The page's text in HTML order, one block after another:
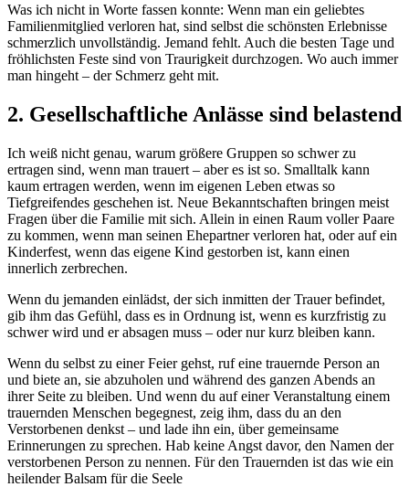
Was ich nicht in Worte fassen konnte: Wenn man ein geliebtes
Familienmitglied verloren hat, sind selbst die schönsten Erlebnisse
schmerzlich unvollständig. Jemand fehlt. Auch die besten Tage und
fröhlichsten Feste sind von Traurigkeit durchzogen. Wo auch immer
man hingeht – der Schmerz geht mit.
2. Gesellschaftliche Anlässe sind belastend
Ich weiß nicht genau, warum größere Gruppen so schwer zu
ertragen sind, wenn man trauert – aber es ist so. Smalltalk kann
kaum ertragen werden, wenn im eigenen Leben etwas so
Tiefgreifendes geschehen ist. Neue Bekanntschaften bringen meist
Fragen über die Familie mit sich. Allein in einen Raum voller Paare
zu kommen, wenn man seinen Ehepartner verloren hat, oder auf ein
Kinderfest, wenn das eigene Kind gestorben ist, kann einen
innerlich zerbrechen.
Wenn du jemanden einlädst, der sich inmitten der Trauer befindet,
gib ihm das Gefühl, dass es in Ordnung ist, wenn es kurzfristig zu
schwer wird und er absagen muss – oder nur kurz bleiben kann.
Wenn du selbst zu einer Feier gehst, ruf eine trauernde Person an
und biete an, sie abzuholen und während des ganzen Abends an
ihrer Seite zu bleiben. Und wenn du auf einer Veranstaltung einem
trauernden Menschen begegnest, zeig ihm, dass du an den
Verstorbenen denkst – und lade ihn ein, über gemeinsame
Erinnerungen zu sprechen. Hab keine Angst davor, den Namen der
verstorbenen Person zu nennen. Für den Trauernden ist das wie ein
heilender Balsam für die Seele